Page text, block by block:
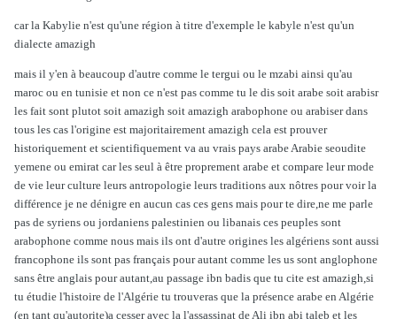
car la Kabylie n'est qu'une région à titre d'exemple le kabyle n'est qu'un
dialecte amazigh
mais il y'en à beaucoup d'autre comme le tergui ou le mzabi ainsi qu'au
maroc ou en tunisie et non ce n'est pas comme tu le dis soit arabe soit arabisr
les fait sont plutot soit amazigh soit amazigh arabophone ou arabiser dans
tous les cas l'origine est majoritairement amazigh cela est prouver
historiquement et scientifiquement va au vrais pays arabe Arabie seoudite
yemene ou emirat car les seul à être proprement arabe et compare leur mode
de vie leur culture leurs antropologie leurs traditions aux nôtres pour voir la
différence je ne dénigre en aucun cas ces gens mais pour te dire,ne me parle
pas de syriens ou jordaniens palestinien ou libanais ces peuples sont
arabophone comme nous mais ils ont d'autre origines les algériens sont aussi
francophone ils sont pas français pour autant comme les us sont anglophone
sans être anglais pour autant,au passage ibn badis que tu cite est amazigh,si
tu étudie l'histoire de l'Algérie tu trouveras que la présence arabe en Algérie
(en tant qu'autorite)a cesser avec la l'assassinat de Ali ibn abi taleb et les